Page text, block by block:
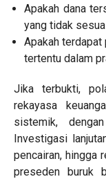
Apakah dana
yang tidak
Apakah terdapat
tertentu dalam
Jika terbukti,
rekayasa
sistemik,
Investigasi
pencairan, hingga
preseden buruk